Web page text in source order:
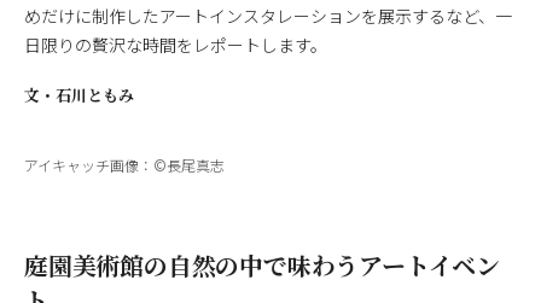
めだけに制作したアートインスタレーションを展示するなど、一
日限りの贅沢な時間をレポートします。
文・ 石川ともみ
アイキャッチ画像：©長尾真志
庭園美術館の自然の中で味わうアートイベン